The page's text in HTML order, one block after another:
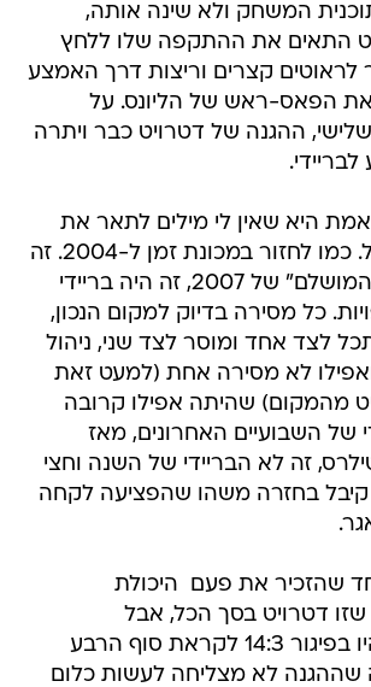
המשחק ולא שינה אותה,
התאים את ההתקפה שלו ללחץ
לראוטים קצרים וריצות דרך האמצע
את הפאס-ראש של הליונס. על
ההגנה של דטרויט כבר ויתרה
לבריידי.
היא שאין לי מילים לתאר את
ההרגשה אתמול. כמו לחזור במכונת זמן ל-2004. זה
לא היה בריידי "המושלם" של 2007, זה היה בריידי
כל מסירה בדיוק למקום הנכון,
לצד אחד ומוסר לצד שני, ניהול
לא מסירה אחת (למעט זאת
מהמקום) שהיתה אפילו קרובה
של השבועיים האחרונים, מאז
זה לא הבריידי של השנה וחצי
קיבל בחזרה משהו שהפציעה לקחה
שהזכיר את פעם  היכולת
שזו דטרויט בסך הכל, אבל
כשהפטריוטס היו בפיגור 14:3 לקראת סוף הרבע
שההגנה לא מצליחה לעשות כלום